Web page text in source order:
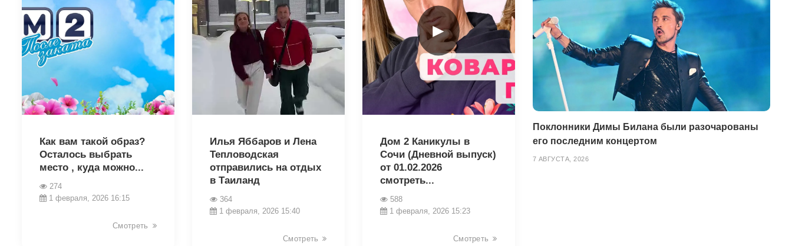
Как вам такой образ?
Осталось выбрать
место , куда можно...
274
1 февраля, 2026 16:15
Смотреть
Илья Яббаров и Лена
Тепловодская
отправились на отдых
в Таиланд
364
1 февраля, 2026 15:40
Смотреть
►
Дом 2 Каникулы в
Сочи (Дневной выпуск)
от 01.02.2026
смотреть...
588
1 февраля, 2026 15:23
Смотреть
Поклонники Димы Билана были разочарованы
его последним концертом
7 АВГУСТА, 2026